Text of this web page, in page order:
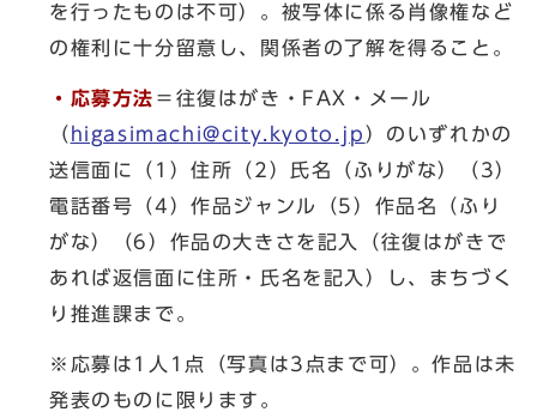
を行ったものは不可）。被写体に係る肖像権など
の権利に十分留意し、関係者の了解を得ること。
・応募方法 ＝往復はがき・FAX・メール
（ higasimachi@city.kyoto.jp ）のいずれかの
送信面に（1）住所（2）氏名（ふりがな）（3）
電話番号（4）作品ジャンル（5）作品名（ふり
がな）（6）作品の大きさを記入（往復はがきで
あれば返信面に住所・氏名を記入）し、まちづく
り推進課まで。
※応募は1人1点（写真は3点まで可）。作品は未
発表のものに限ります。